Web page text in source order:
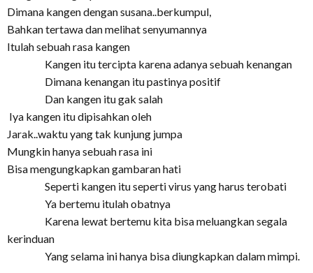
Dimana kangen dengan susana..berkumpul,
Bahkan tertawa dan melihat senyumannya
Itulah sebuah rasa kangen
Kangen itu tercipta karena adanya sebuah kenangan
Dimana kenangan itu pastinya positif
Dan kangen itu gak salah
Iya kangen itu dipisahkan oleh
Jarak..waktu yang tak kunjung jumpa
Mungkin hanya sebuah rasa ini
Bisa mengungkapkan gambaran hati
Seperti kangen itu seperti virus yang harus terobati
Ya bertemu itulah obatnya
Karena lewat bertemu kita bisa meluangkan segala
kerinduan
Yang selama ini hanya bisa diungkapkan dalam mimpi.